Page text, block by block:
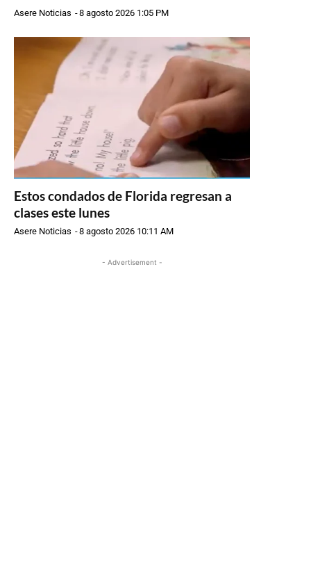
Asere Noticias -8 agosto 2026 1:05 PM
Estos condados de Florida regresan a
clases este lunes
Asere Noticias -8 agosto 2026 10:11 AM
- Advertisement -